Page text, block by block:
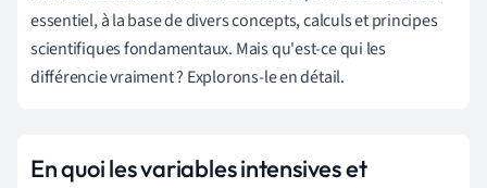
essentiel, à la base de divers concepts, calculs et principes
scientifiques fondamentaux. Mais qu'est-ce qui les
différencie vraiment ? Explorons-le en détail.
En quoi les variables intensives et